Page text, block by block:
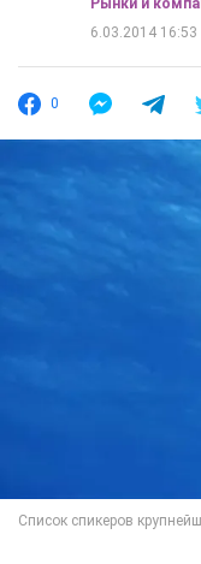
Рынки и
6.03.2014 16:53
0